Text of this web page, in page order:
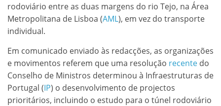
rodoviário entre as duas margens do rio Tejo, na Área
Metropolitana de Lisboa (AML), em vez do transporte
individual.
Em comunicado enviado às redacções, as organizações
e movimentos referem que uma resolução recente do
Conselho de Ministros determinou à Infraestruturas de
Portugal (IP) o desenvolvimento de projectos
prioritários, incluindo o estudo para o túnel rodoviário